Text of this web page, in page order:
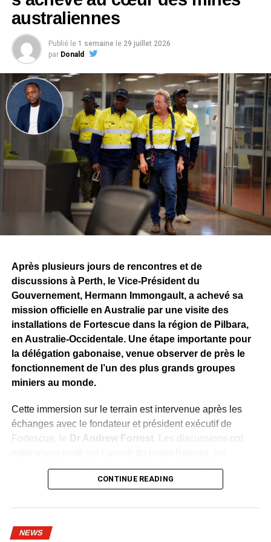
australiennes
Publié le 1 semaine le 29 juillet 2026
par Donald
Après plusieurs jours de rencontres et de
discussions à Perth, le Vice-Président du
Gouvernement, Hermann Immongault, a achevé sa
mission officielle en Australie par une visite des
installations de Fortescue dans la région de Pilbara,
en Australie-Occidentale. Une étape importante pour
la délégation gabonaise, venue observer de près le
fonctionnement de l’un des plus grands groupes
miniers au monde.
Cette immersion sur le terrain est intervenue après les
échanges avec le fondateur et président exécutif de
Fortescue, le Dr Andrew Forrest. Les discussions ont
infrastructures nécessaires à son développement, les
investissements, l’industrialisation, la formation des
production entièrement intégrée, allant de l’extraction du
CONTINUE READING
NEWS